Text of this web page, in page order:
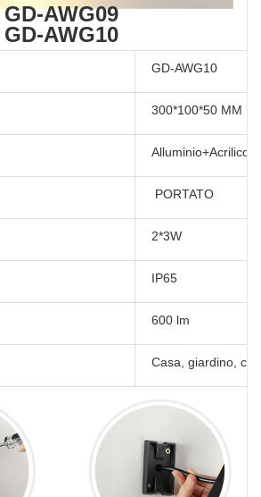
GD-AWG09
GD-AWG10
GD-AWG10
300*100*50 MM
Alluminio+Acrilico
PORTATO
2*3W
IP65
600 lm
Casa, giardino,